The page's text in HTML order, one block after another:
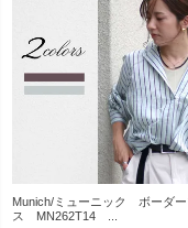
Munich/ミューニック ボーダー
ス MN262T14 ...